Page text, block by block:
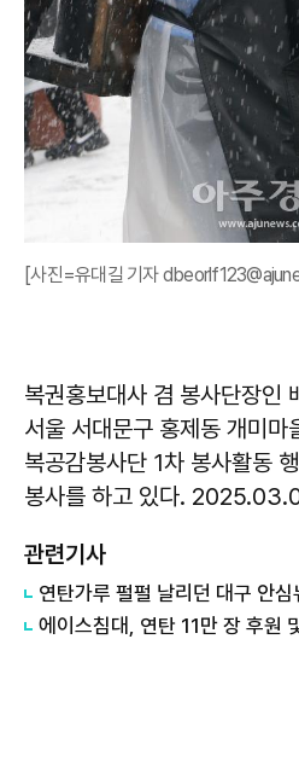
[사진=유대길 기자
복권홍보대사 겸 봉사단장인
서울 서대문구 홍제동 개미
복공감봉사단 1차 봉사활동
봉사를 하고 있다.
관련기사
에이스침대, 연탄 11만 장 후원